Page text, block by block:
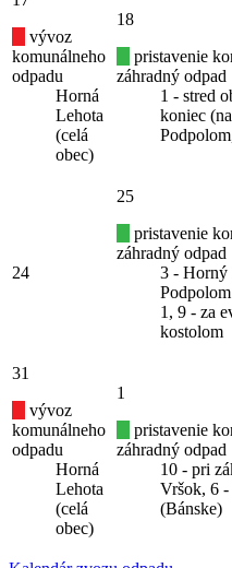
vývoz
komunálneho
odpadu
Horná
Lehota
(celá
obec)
18
pristavenie
záhradný odpad
1 - stred
koniec
24
25
pristavenie
záhradný odpad
3 - Horný
1, 9 - za
kostolom
31
vývoz
komunálneho
odpadu
Horná
Lehota
(celá
obec)
1
pristavenie
záhradný odpad
10 - pri
Vršok, 6
(Bánske)